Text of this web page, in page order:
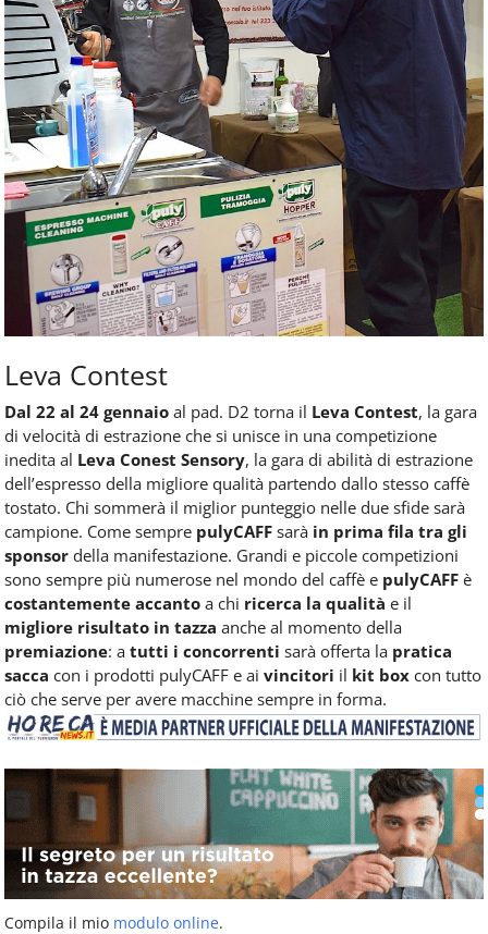
Leva Contest
Dal 22 al 24 gennaio al pad. D2 torna il Leva Contest, la gara
di velocità di estrazione che si unisce in una competizione
inedita al Leva Conest Sensory, la gara di abilità di estrazione
dell’espresso della migliore qualità partendo dallo stesso caffè
tostato. Chi sommerà il miglior punteggio nelle due sfide sarà
campione. Come sempre pulyCAFF sarà in prima fila tra gli
sponsor della manifestazione. Grandi e piccole competizioni
sono sempre più numerose nel mondo del caffè e pulyCAFF è
costantemente accanto a chi ricerca la qualità e il
migliore risultato in tazza anche al momento della
premiazione: a tutti i concorrenti sarà offerta la pratica
sacca con i prodotti pulyCAFF e ai vincitori il kit box con tutto
ciò che serve per avere macchine sempre in forma.
Compila il mio modulo online.